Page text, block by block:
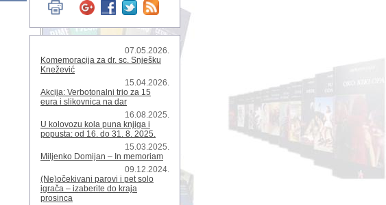
07.05.2026.
Komemoracija za dr. sc. Snješku
Knežević
15.04.2026.
Akcija: Verbotonalni trio za 15
eura i slikovnica na dar
16.08.2025.
U kolovozu kola puna knjiga i
popusta: od 16. do 31. 8. 2025.
15.03.2025.
Miljenko Domijan – In memoriam
09.12.2024.
(Ne)očekivani parovi i pet solo
igrača – izaberite do kraja
prosinca